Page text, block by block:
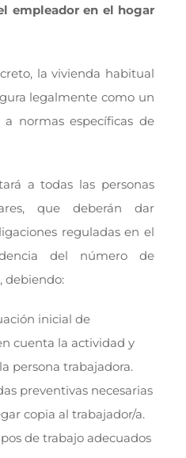
empleador en el hogar
la vivienda habitual
legalmente como un
normas específicas de
a todas las personas
que deberán dar
reguladas en el
del número de
debiendo:
inicial de
cuenta la actividad y
persona trabajadora.
preventivas necesarias
copia al trabajador/a.
de trabajo adecuados